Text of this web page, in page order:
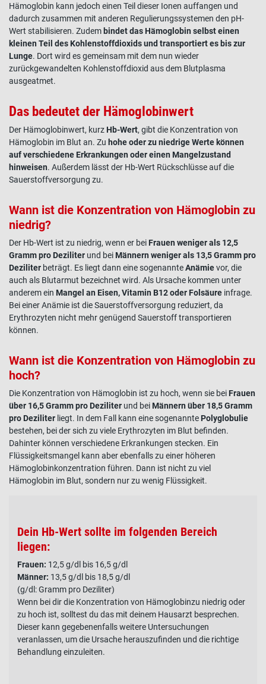
Hämoglobin kann jedoch einen Teil dieser Ionen auffangen und
dadurch zusammen mit anderen Regulierungssystemen den pH-
Wert stabilisieren. Zudem bindet das Hämoglobin selbst einen
kleinen Teil des Kohlenstoffdioxidsund transportiert es bis zur
Lunge. Dort wird es gemeinsam mit dem nun wieder
zurückgewandelten Kohlenstoffdioxid aus dem Blutplasma
ausgeatmet.
Das bedeutet der Hämoglobinwert
Der Hämoglobinwert, kurz Hb-Wert, gibt die Konzentration von
Hämoglobin im Blut an. Zu hohe oder zu niedrige Werte können
auf verschiedene Erkrankungen oder einen Mangelzustand
hinweisen. Außerdem lässt der Hb-Wert Rückschlüsse auf die
Sauerstoffversorgung zu.
Wann ist die Konzentration von Hämoglobin zu
niedrig?
Der Hb-Wert ist zu niedrig, wenn er bei Frauen weniger als 12,5
Gramm pro Deziliter und bei Männern weniger als 13,5 Gramm pro
Deziliter beträgt. Es liegt dann eine sogenannteAnämievor, die
auch als Blutarmut bezeichnet wird. Als Ursache kommen unter
anderem ein Mangel an Eisen, Vitamin B12 oder Folsäure infrage.
Bei einer Anämie ist die Sauerstoffversorgung reduziert, da
Erythrozyten nicht mehr genügend Sauerstofftransportieren
können.
Wann ist die Konzentration von Hämoglobin zu
hoch?
Die Konzentration von Hämoglobin ist zu hoch, wenn sie bei Frauen
über 16,5 Gramm pro Deziliter und bei Männern über 18,5 Gramm
pro Deziliter liegt. In dem Fall kann eine sogenannte Polyglobulie
bestehen, bei der sich zu viele Erythrozyten im Blut befinden.
Dahinter können verschiedene Erkrankungen stecken. Ein
Flüssigkeitsmangel kann aber ebenfalls zu einer höheren
Hämoglobinkonzentration führen. Dann ist nicht zu viel
Hämoglobin im Blut, sondern nur zu wenig Flüssigkeit.
Dein Hb-Wert sollte im folgenden Bereich
liegen:
Frauen: 12,5 g/dl bis 16,5 g/dl
Männer: 13,5 g/dl bis 18,5 g/dl
(g/dl: Gramm pro Deziliter)
Wenn bei dir die Konzentration von Hämoglobinzu niedrig oder
zu hoch ist, solltest du das mit deinem Hausarzt besprechen.
Dieser kann gegebenenfalls weitere Untersuchungen
veranlassen, um die Ursache herauszufinden und die richtige
Behandlung einzuleiten.